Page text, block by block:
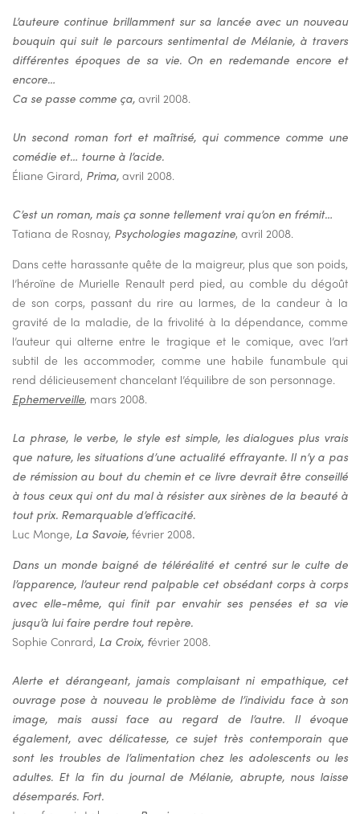
L’auteure continue brillamment sur sa lancée avec un nouveau
bouquin qui suit le parcours sentimental de Mélanie, à travers
différentes époques de sa vie. On en redemande encore et
encore…
Ca se passe comme ça, avril 2008.
Un second roman fort et maîtrisé, qui commence comme une
comédie et… tourne à l’acide.
Éliane Girard, Prima, avril 2008.
C’est un roman, mais ça sonne tellement vrai qu’on en frémit…
Tatiana de Rosnay, Psychologies magazine, avril 2008.
Dans cette harassante quête de la maigreur, plus que son poids,
l’héroïne de Murielle Renault perd pied, au comble du dégoût
de son corps, passant du rire au larmes, de la candeur à la
gravité de la maladie, de la frivolité à la dépendance, comme
l’auteur qui alterne entre le tragique et le comique, avec l’art
subtil de les accommoder, comme une habile funambule qui
rend délicieusement chancelant l’équilibre de son personnage.
Ephemerveille, mars 2008.
La phrase, le verbe, le style est simple, les dialogues plus vrais
que nature, les situations d’une actualité effrayante. Il n’y a pas
de rémission au bout du chemin et ce livre devrait être conseillé
à tous ceux qui ont du mal à résister aux sirènes de la beauté à
tout prix. Remarquable d’efficacité.
Luc Monge, La Savoie, février 2008.
Dans un monde baigné de téléréalité et centré sur le culte de
l’apparence, l’auteur rend palpable cet obsédant corps à corps
avec elle-même, qui finit par envahir ses pensées et sa vie
jusqu’à lui faire perdre tout repère.
Sophie Conrard, La Croix, février 2008.
Alerte et dérangeant, jamais complaisant ni empathique, cet
ouvrage pose à nouveau le problème de l’individu face à son
image, mais aussi face au regard de l’autre. Il évoque
également, avec délicatesse, ce sujet très contemporain que
sont les troubles de l’alimentation chez les adolescents ou les
adultes. Et la fin du journal de Mélanie, abrupte, nous laisse
désemparés. Fort.